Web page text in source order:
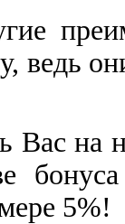
ведь
Вас на
5%!